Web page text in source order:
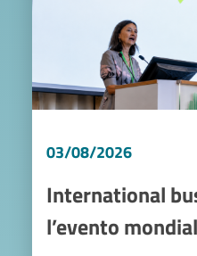
03/08/2026
International
l’evento